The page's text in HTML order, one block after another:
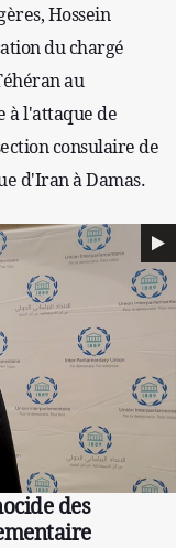
Hossein
du chargé
au
à l'attaque de
consulaire de
d'Iran à Damas.
des